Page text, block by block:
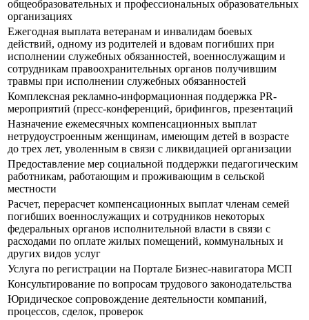
общеобразовательных и профессиональных образовательных
организациях
Ежегодная выплата ветеранам и инвалидам боевых
действий, одному из родителей и вдовам погибших при
исполнении служебных обязанностей, военнослужащим и
сотрудникам правоохранительных органов получившим
травмы при исполнении служебных обязанностей
Комплексная рекламно-информационная поддержка PR-
мероприятий (пресс-конференций, брифингов, презентаций
Назначение ежемесячных компенсационных выплат
нетрудоустроенным женщинам, имеющим детей в возрасте
до трех лет, уволенным в связи с ликвидацией организации
Предоставление мер социальной поддержки педагогическим
работникам, работающим и проживающим в сельской
местности
Расчет, перерасчет компенсационных выплат членам семей
погибших военнослужащих и сотрудников некоторых
федеральных органов исполнительной власти в связи с
расходами по оплате жилых помещений, коммунальных и
других видов услуг
Услуга по регистрации на Портале Бизнес-навигатора МСП
Консультирование по вопросам трудового законодательства
Юридическое сопровождение деятельности компаний,
процессов, сделок, проверок